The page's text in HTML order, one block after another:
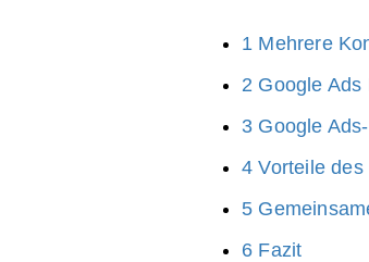
1 Mehrere
2 Google Ads
3 Google
4 Vorteile des
5
6 Fazit